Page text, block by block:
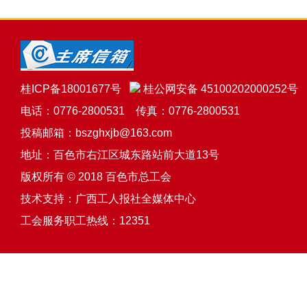
桂ICP备18001677号
桂公网安备 45100202000252号
电话：0776-2800531 传真：0776-2800531
投稿邮箱：bszghxjb@163.com
地址：百色市右江区城东路站前大道13号
版权所有 © 2018 百色市总工会
技术支持： 广西工人报社全媒体中心
工会服务职工热线：12351